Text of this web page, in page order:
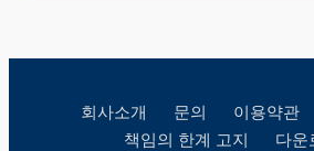
회사소개 문의 이용약관
책임의 한계 고지
다운